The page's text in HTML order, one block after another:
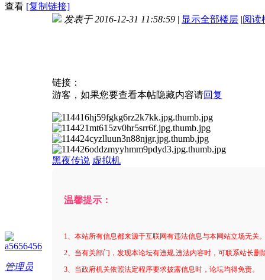
查看 [复制链接]
a5656456
管理员
发表于 2016-12-31 11:58:59 | 显示全部楼层 |阅读
链接：
游客，如果您要查看本帖隐藏内容请回复
黑夜传说 虚拟机
温馨提示：
1、本站所有信息都来源于互联网有违法信息与本网站立场无关
2、当有关部门，发现本论坛有违规,违法内容时，可联系站长删
3、当政府机关依照法定程序要求披露信息时，论坛均得免责。